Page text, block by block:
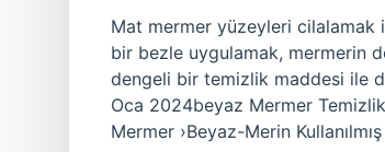
Mat mermer yüzeyleri cilalamak
bir bezle uygulamak, mermerin
dengeli bir temizlik maddesi ile
Oca 2024beyaz Mermer
Mermer ›Beyaz-Merin